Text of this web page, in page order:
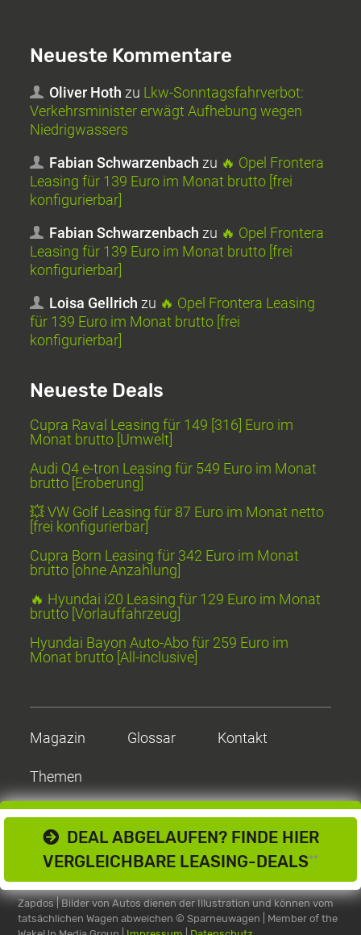
DEAL ABGELAUFEN? FINDE HIER
VERGLEICHBARE LEASING-DEALS**
Neueste Kommentare
Oliver Hoth zu Lkw-Sonntagsfahrverbot:
Verkehrsminister erwägt Aufhebung wegen
Niedrigwassers
Fabian Schwarzenbach zu 🔥 Opel Frontera
Leasing für 139 Euro im Monat brutto [frei
konfigurierbar]
Fabian Schwarzenbach zu 🔥 Opel Frontera
Leasing für 139 Euro im Monat brutto [frei
konfigurierbar]
Loisa Gellrich zu 🔥 Opel Frontera Leasing
für 139 Euro im Monat brutto [frei
konfigurierbar]
Neueste Deals
Cupra Raval Leasing für 149 [316] Euro im
Monat brutto [Umwelt]
Audi Q4 e-tron Leasing für 549 Euro im Monat
brutto [Eroberung]
💥 VW Golf Leasing für 87 Euro im Monat netto
[frei konfigurierbar]
Cupra Born Leasing für 342 Euro im Monat
brutto [ohne Anzahlung]
🔥 Hyundai i20 Leasing für 129 Euro im Monat
brutto [Vorlauffahrzeug]
Hyundai Bayon Auto-Abo für 259 Euro im
Monat brutto [All-inclusive]
Magazin Glossar Kontakt
Themen
Zapdos | Bilder von Autos dienen der Illustration und können vom
tatsächlichen Wagen abweichen© Sparneuwagen | Member of the